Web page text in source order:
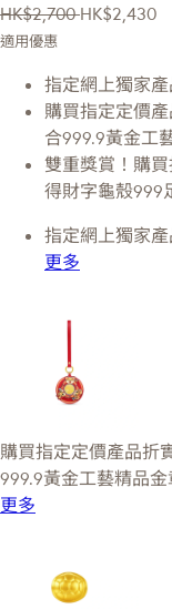
HK$2,700 HK$2,430
適用優惠
指定網上獨家
購買指定定價
合999.9黃金工
雙重獎賞！購
得財字龜殼999
指定網上獨家
更多
購買指定定價產品折
999.9黃金工藝精品金
更多